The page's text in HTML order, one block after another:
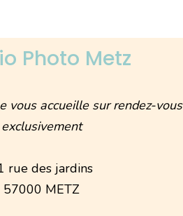
Photo Metz
vous accueille sur rendez-vous
exclusivement
rue des jardins
57000 METZ